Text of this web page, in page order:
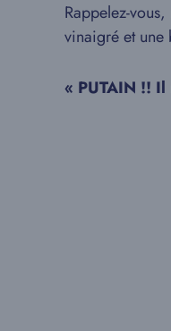
Rappelez-
vinaigré et une
« PUTAIN !!